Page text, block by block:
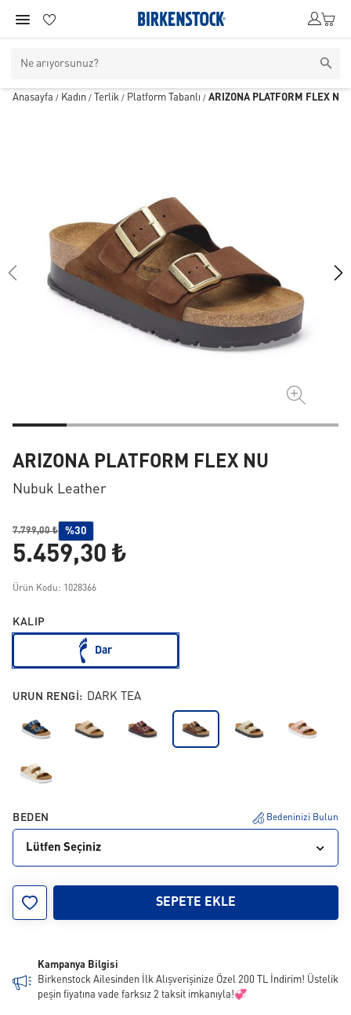
Anasayfa / Kadın / Terlik / Platform Tabanlı / ARIZONA PLATFORM FLEX NU
ARIZONA PLATFORM FLEX NU
Nubuk Leather
7.799,00 ₺ %30
5.459,30 ₺
Ürün Kodu: 1028366
KALIP
Dar
URUN RENGI: DARK TEA
BEDEN Bedeninizi Bulun
Lütfen Seçiniz
SEPETE EKLE
Kampanya Bilgisi
Birkenstock Ailesinden İlk Alışverişinize Özel 200 TL İndirim! Üstelik
peşin fiyatına vade farksız 2 taksit imkanıyla!💞